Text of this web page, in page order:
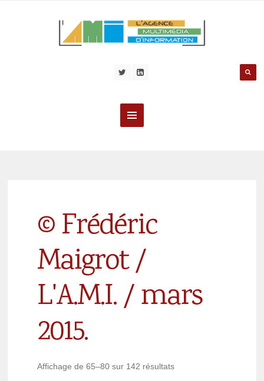
© Frédéric
Maigrot /
L'A.M.I. / mars
2015.
Affichage de 65–80 sur 142 résultats